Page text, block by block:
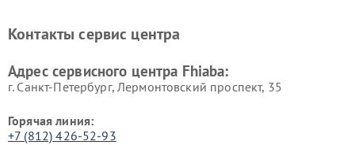
Контакты сервис центра
Адрес сервисного центра Fhiaba:
г. Санкт-Петербург, Лермонтовский проспект, 35
Горячая линия:
+7 (812) 426-52-93